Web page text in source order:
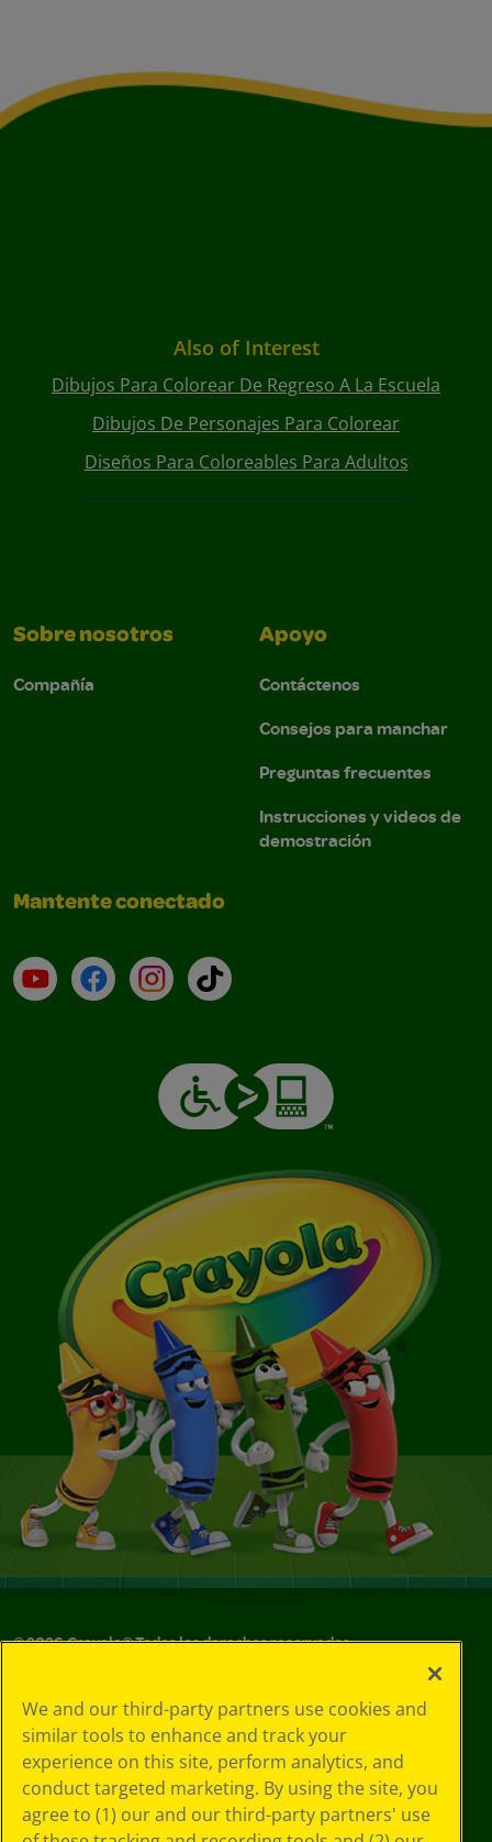
Also of Interest
Dibujos Para Colorear De Regreso A La Escuela
Dibujos De Personajes Para Colorear
Diseños Para Coloreables Para Adultos
Sobre nosotros
Compañía
Apoyo
Contáctenos
Consejos para manchar
Preguntas frecuentes
Instrucciones y videos de
demostración
Mantente conectado
YouTube (en inglés)
Facebook (en inglés)
Instagram (en inglés)
TikTok
©2026Crayola® Todos los derechos reservados.
de privacidad
Política de
privacidad
Términos de SMS
GDPR
Aviso de
We and our third-party partners use cookies and
similar tools to enhance and track your
experience on this site, perform analytics, and
conduct targeted marketing. By using the site, you
agree to (1) our and our third-party partners' use